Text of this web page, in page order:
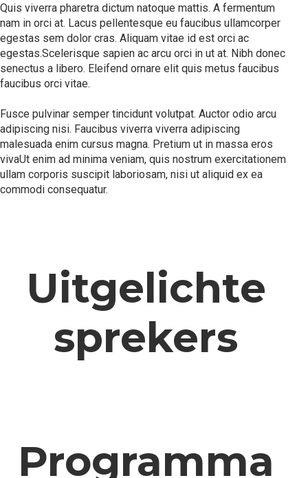
Quis viverra pharetra dictum natoque mattis. A fermentum
nam in orci at. Lacus pellentesque eu faucibus ullamcorper
egestas sem dolor cras. Aliquam vitae id est orci ac
egestas.Scelerisque sapien ac arcu orci in ut at. Nibh donec
senectus a libero. Eleifend ornare elit quis metus faucibus
faucibus orci vitae.
Fusce pulvinar semper tincidunt volutpat. Auctor odio arcu
adipiscing nisi. Faucibus viverra viverra adipiscing
malesuada enim cursus magna. Pretium ut in massa eros
vivaUt enim ad minima veniam, quis nostrum exercitationem
ullam corporis suscipit laboriosam, nisi ut aliquid ex ea
commodi consequatur.
Uitgelichte
sprekers
Programma